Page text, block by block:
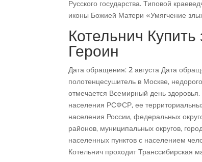
Русского государства. Типовой
иконы Божией Матери «Умягчение
Котельнич
Героин
Дата обращения: 2 августа Дата
полотенцесушитель в Москве,
отмечается Всемирный день
населения РСФСР, ее
населения России, федеральных
районов, муниципальных округов,
населенных пунктов с населением
Котельнич проходит Транссибирская